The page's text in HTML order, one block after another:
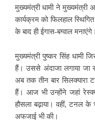
मुख्यमंत्री धामी ने मुख्यमंत्री
कार्यक्रम को फिलहाल
के बाद ही ईगास-बग्वाल मनाएंगे।
मुख्यमंत्री पुष्कर सिंह धामी
हैं। उससे अंदाजा लगाया जा
अब तक तीन बार सिलक्यारा
हैं। आज भी उन्होंने जहां
हौसला बढ़ाया। वहीं, टनल
अफजाई भी की।